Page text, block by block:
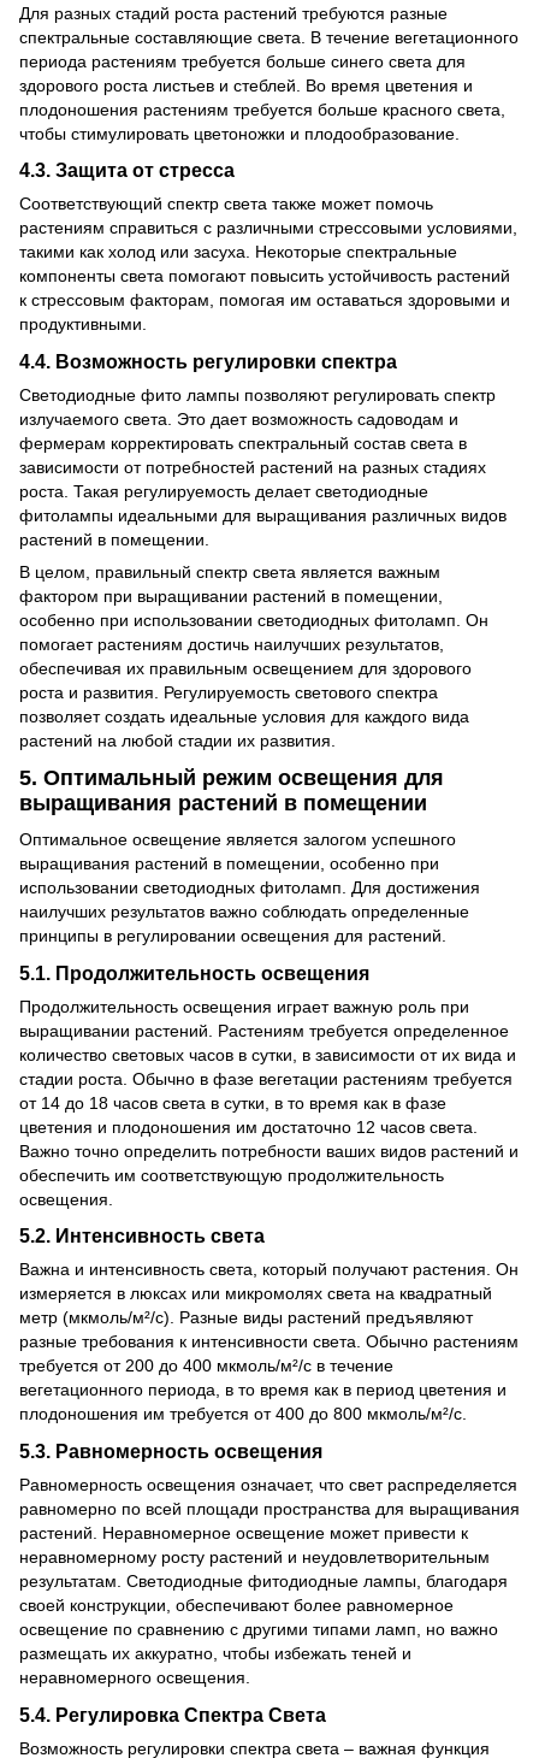
Для разных стадий роста растений требуются разные
спектральные составляющие света. В течение вегетационного
периода растениям требуется больше синего света для
здорового роста листьев и стеблей. Во время цветения и
плодоношения растениям требуется больше красного света,
чтобы стимулировать цветоножки и плодообразование.
4.3. Защита от стресса
Соответствующий спектр света также может помочь
растениям справиться с различными стрессовыми условиями,
такими как холод или засуха. Некоторые спектральные
компоненты света помогают повысить устойчивость растений
к стрессовым факторам, помогая им оставаться здоровыми и
продуктивными.
4.4. Возможность регулировки спектра
Светодиодные фито лампы позволяют регулировать спектр
излучаемого света. Это дает возможность садоводам и
фермерам корректировать спектральный состав света в
зависимости от потребностей растений на разных стадиях
роста. Такая регулируемость делает светодиодные
фитолампы идеальными для выращивания различных видов
растений в помещении.
В целом, правильный спектр света является важным
фактором при выращивании растений в помещении,
особенно при использовании светодиодных фитоламп. Он
помогает растениям достичь наилучших результатов,
обеспечивая их правильным освещением для здорового
роста и развития. Регулируемость светового спектра
позволяет создать идеальные условия для каждого вида
растений на любой стадии их развития.
5. Оптимальный режим освещения для
выращивания растений в помещении
Оптимальное освещение является залогом успешного
выращивания растений в помещении, особенно при
использовании светодиодных фитоламп. Для достижения
наилучших результатов важно соблюдать определенные
принципы в регулировании освещения для растений.
5.1. Продолжительность освещения
Продолжительность освещения играет важную роль при
выращивании растений. Растениям требуется определенное
количество световых часов в сутки, в зависимости от их вида и
стадии роста. Обычно в фазе вегетации растениям требуется
от 14 до 18 часов света в сутки, в то время как в фазе
цветения и плодоношения им достаточно 12 часов света.
Важно точно определить потребности ваших видов растений и
обеспечить им соответствующую продолжительность
освещения.
5.2. Интенсивность света
Важна и интенсивность света, который получают растения. Он
измеряется в люксах или микромолях света на квадратный
метр (мкмоль/м²/с). Разные виды растений предъявляют
разные требования к интенсивности света. Обычно растениям
требуется от 200 до 400 мкмоль/м²/с в течение
вегетационного периода, в то время как в период цветения и
плодоношения им требуется от 400 до 800 мкмоль/м²/с.
5.3. Равномерность освещения
Равномерность освещения означает, что свет распределяется
равномерно по всей площади пространства для выращивания
растений. Неравномерное освещение может привести к
неравномерному росту растений и неудовлетворительным
результатам. Светодиодные фитодиодные лампы, благодаря
своей конструкции, обеспечивают более равномерное
освещение по сравнению с другими типами ламп, но важно
размещать их аккуратно, чтобы избежать теней и
неравномерного освещения.
5.4. Регулировка Спектра Света
Возможность регулировки спектра света – важная функция